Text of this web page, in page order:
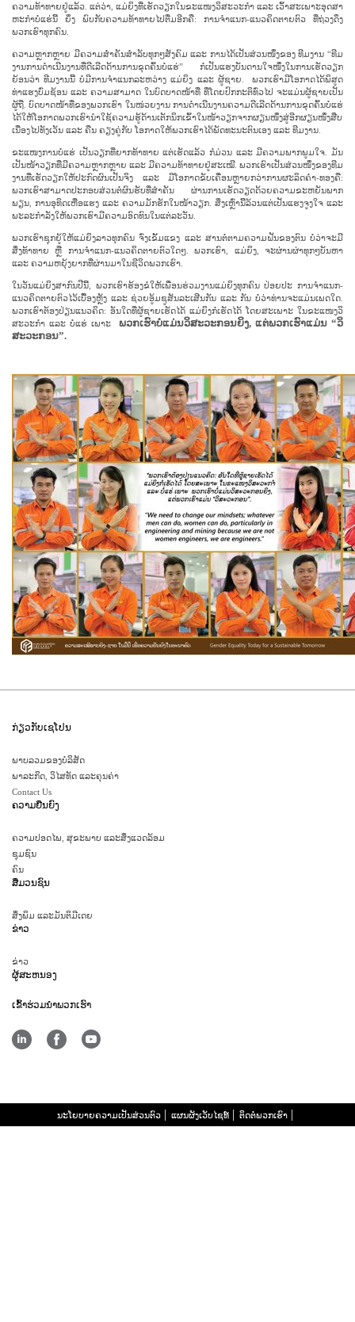
ຄວາມ​ທ້າ​ທາຍ​ຢູ່​ແລ້ວ. ແຕ່​ວ່າ, ແມ່​ຍິງ​ທີ່​ເຮັດ​ວຽກ​ໃນ​ຂະ​ແໜງວິ​ສະ​ວະ​ກຳ ແລະ ເວົ້າ​ສະ​ເພາະ​ອຸ​ດ​ສາ​
ຫະ​ກຳ​ບໍ່​ແຮ່​ນີ້ ຍິ່ງ ພົບ​ກັບ​ຄວາມ​ທ້າ​ທາຍ​ໄປ​ຕື່ມ​ອີກ​ຄື: ການ​ຈຳ​ແນກ-ແນວ​ຄິດ​ຕາຍ​ຕົວ ທີ່​ຖ່ວງ​ດຶງ
ພວກ​ເຮົາ​ທຸກ​ຄົນ.
ຄວາມຫຼາກຫຼາຍ ມີ​ຄວາມ​ສຳ​ຄັນ​ສຳ​ລັບ​ທຸກໆ​ສັງ​ຄົມ ແລະ ການໄດ້​ເປັນ​ສ່ວນ​ໜຶ່ງ​ຂອງ ທີມ​ງານ “ທີມ​
ງານ​​ການ​ດຳ​ເນີນ​ງານທີ່​ດີ​ເລີດ​ດ້ານການ​ຂຸດ​ຄົ້ນ​ບໍ່​ແຮ່” ກໍ​ເປັນ​ແຮງ​ບັນ​ດານ​ໃຈ​ໜຶ່ງໃນ​ການ​ເຮັດ​ວຽກ
ຍ້ອນ​ວ່າ ທີມ​ງານ​ນີ້ ບໍ່​ມີການ​ຈຳ​ແນກ​ລະ​ຫວ່າງ ແມ່​ຍິງ ແລະ ຜູ້​ຊາຍ. ພວກ​ເຮົາ​ມີ​ໂອ​ກາດ​ໄດ້​ພິ​ສູດ
ທ່າ​ແຮງ​ບົ່ມ​ຊ້ອນ ແລະ ຄວາມ​ສາ​ມາດ ໃນ​ບົດ​ບາດ​ໜ້າ​ທີ່ ທີ່​ໂດຍ​ປົກ​ກະ​ຕິ​ທົ່ວ​ໄປ ຈະ​ແມ່ນ​ຜູ້​ຊາຍ​ເປັນ​
ຜູ້​ຖື. ບົດ​ບາດ​ໜ້າ​ທີ່​ຂອງ​ພວກ​ເຮົາ ໃນ​ໜ່ວຍ​ງານ ​ການ​ດຳ​ເນີນ​ງານຄວາມ​ດີ​ເລີດດ້ານ​ການ​ຂຸດ​ຄົ້ນ​ບໍ່​ແຮ່
ໄດ້​ໃຫ້​ໂອ​ກາດ​ພວກ​ເຮົາ​ນຳ​ໃຊ້​ຄວາມ​ຮູ້​ດ້ານ​ເຕັກ​ນິກເຂົ້າ​ໃນໜ້າ​ວຽກຈາກ​ຜຽນ​ໜຶ່ງ​ສູ່​ອີກ​ຜຽນ​ໜຶ່ງ​ສືບ​
ເນື່ອງ​ໄປ​ທັງ​ເວັນ ແລະ ຄືນ ຄຽງ​ຄູ່​ກັບ ໂອ​ກາດ​ໃຫ້​ພວກ​ເຮົາ​ໄດ້​ພັດ​ທະ​ນະ​ຕົນ​ເອງ ແລະ ທີມ​ງານ.
ຂະ​ແໜງການ​ບໍ່​ແຮ່ ເປັນ​ວຽກ​ທີ່​ຍາກ​ທ້າ​ທາຍ ແຕ່​ເຮັດ​ແລ້ວ ກໍ​ມ່ວນ ແລະ ມີ​ຄວາມ​ພາກ​ພູມ​ໃຈ. ມັນ​
ເປັນ​ໜ້າ​ວຽກ​ທີ່​ມີ​ຄວາມຫຼາກຫຼາຍ ແລະ ມີ​ຄວາມທ້າ​ທາຍ​ຢູ່​ສະ​ເໝີ. ພວກ​ເຮົາ​ເປັນ​ສ່ວນ​ໜຶ່ງ​ຂອງ​ທີມ​
ງານ​ທີ່​ເຮັດ​ວຽກ​ໃຫ້​ປະ​ກົດ​ຜົນ​ເປັນ​ຈິງ ແລະ ມີ​ໂອ​ກາດ​ຂັບ​ເຄື່ອນຫຼາຍກວ່າ​ການ​ຜະ​ລິດ​ຄຳ-ທອງຄື:
ພວກ​ເຮົາ​ສາ​ມາດ​ປະ​ກອບ​ສ່ວນ​ຕໍ່​ຜົນ​ຮັບ​ທີ່​ສຳ​ຄັນ​ ຜ່ານ​ການ​ເຮັດ​ວຽດ​ດ້ວຍ​ຄວາມ​ຂະ​ຫຍັນ​ພາກ​
ພຽນ, ການ​ອຸ​ທິດ​ເຫື່ອ​ແຮງ ແລະ ຄວາມ​ມັກ​ຮັກ​ໃນ​ໜ້າ​ວຽກ. ສິ່ງ​ເຫຼົ່າ​ນີ້​ລ້ວນ​ແຕ່​ເປັນ​ແຮງ​ຈູງ​ໃຈ ແລະ
ພ​ະ​ລະກຳ​ລັງ​ໃຫ້​ພວກ​ເຮົາ​ມີ​ຄວາມ​ອົດ​ທົນ​ໃນ​ແຕ່​ລະ​ວັນ.
ພວກ​ເຮົາ​ຊຸກ​ຍູ້​ໃຫ້​ແມ່​ຍິງ​ລາວ​ທຸກ​ຄົນ ຈົ່ງ​ເຂັ້ມ​ແຂງ ແລະ ສາ​ນ​ຕໍ່​ຕາມ​ຄວາມ​ຝັນ​ຂອງ​ຕົນ ບໍ່​ວ່າ​ຈະ​ມີ​
ສິ່ງ​ທ້າ​ທາຍ ຫຼື ການ​ຈຳ​ແນກ-ແນວ​ຄິດ​ຕາຍ​ຕົວໃດໆ. ພວກ​ເຮົາ, ແມ່​ຍິງ, ຈະ​ຜ່ານ​ຜ່າ​​ທຸກໆ​ບັນ​ຫາ
ແລະ ຄວາມ​ຫຍຸ້ງ​ຍາກ​ທີ່​ຜ່ານ​ມາ​ໃນ​ຊີ​ວິດ​ພວກ​ເຮົາ.
ໃນ​ວັນ​ແມ່​ຍິງ​ສາ​ກົນ​ປີ​ນີ້, ພວກ​ເຮົາ​ຮ້ອງ​ຂໍ​ໃຫ້​ເພື່ອນ​ຮ່ວມ​ງານ​ແມ່​ຍິງ​ທຸກ​ຄົນ ປ່ອຍ​ປະ ການ​ຈຳ​ແນກ-
ແນວ​ຄິດ​ຕາຍ​ຕົວ​ໄວ້​ເບື້ອງຫຼັງ ແລະ ຊ່ວຍ​ອູ້​ມ​ຊູ​ສັນ​ລະ​ເສີນ​ກັນ​ ແລະ ​ກັນ ບໍ່​ວ່າ​ທ່ານ​ຈະ​ແມ່ນ​ເພດ​ໃດ.
ພວກ​ເຮົາ​ຕ້ອງ​ປ່ຽນ​ແນວ​ຄິດ: ອັນ​ໃດ​ທີ່​ຜູ້​ຊາຍ​ເຮັດ​ໄດ້ ແມ່​ຍິງ​ກໍ​ເຮັດ​ໄດ້ ໂດຍ​ສະ​ເພາະ ໃນ​ຂະ​ແໜງວິ​
ສະ​ວະ​ກຳ ແລະ ບໍ່​ແຮ່ ເພາະ ພວກ​ເຮົາ​ບໍ່​ແມ່ນ​ວິ​ສະ​ວະ​ກອນ​ຍິງ, ແຕ່​ພວກ​ເຮົາ​ແມ່ນ “ວິ​
ສະ​ວະ​ກອນ”.
ກ່ຽວກັບເຊໂປນ
ພາບລວມຂອງບໍລິສັດ
ພາລະກິດ, ວິໄສທັດ ແລະຄຸນຄ່າ
Contact Us
ຄວາມຍືນຍົງ
ຄວາມປອດໄພ, ສຸຂະພາບ ແລະສິ່ງແວດລ້ອມ
ຊຸມຊົນ
ຄົນ
ສື່ມວນຊົນ
ສິ່ງພິມ ແລະມັນຕິມີເດຍ
ຂ່າວ
ຂ່າວ
ຜູ້ສະຫນອງ
ເຂົ້າ​ຮ່ວມ​ນໍາ​ພວກ​ເຮົາ
ນະໂຍບາຍຄວາມເປັນສ່ວນຕົວ ແຜນຜັງເວັບໄຊທ໌ ຕິດ​ຕໍ່​ພວກ​ເຮົາ